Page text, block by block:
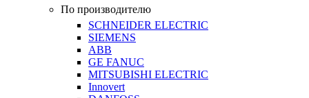
По производителю
SCHNEIDER ELECTRIC
SIEMENS
ABB
GE FANUC
MITSUBISHI ELECTRIC
Innovert